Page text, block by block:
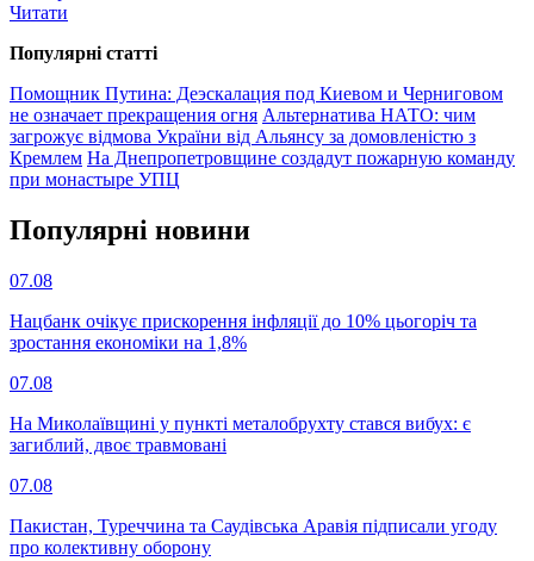
Читати
Популярнi статтi
Помощник Путина: Деэскалация под Киевом и Черниговом
не означает прекращения огня Альтернатива НАТО: чим
загрожує відмова України від Альянсу за домовленістю з
Кремлем На Днепропетровщине создадут пожарную команду
при монастыре УПЦ
Популярнi новини
07.08
Нацбанк очікує прискорення інфляції до 10% цьогоріч та
зростання економіки на 1,8%
07.08
На Миколаївщині у пункті металобрухту стався вибух: є
загиблий, двоє травмовані
07.08
Пакистан, Туреччина та Саудівська Аравія підписали угоду
про колективну оборону